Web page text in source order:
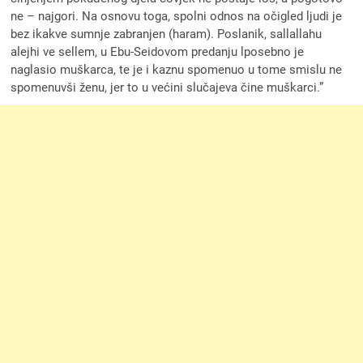
ne – najgori. Na osnovu toga, spolni odnos na očigled ljudi je
bez ikakve sumnje zabranjen (haram). Poslanik, sallallahu
alejhi ve sellem, u Ebu-Seidovom predanju lposebno je
naglasio muškarca, te je i kaznu spomenuo u tome smislu ne
spomenuvši ženu, jer to u većini slučajeva čine muškarci.”